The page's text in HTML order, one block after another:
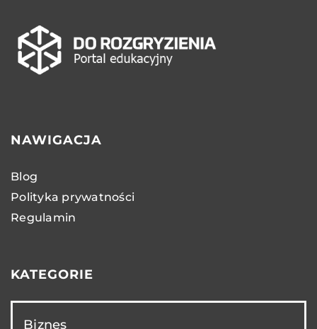
NAWIGACJA
Blog
Polityka prywatności
Regulamin
KATEGORIE
Biznes